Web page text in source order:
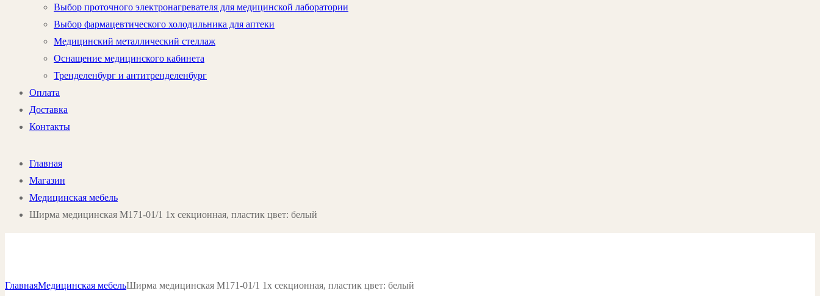
Выбор проточного электронагревателя для медицинской лаборатории
Выбор фармацевтического холодильника для аптеки
Медицинский металлический стеллаж
Оснащение медицинского кабинета
Тренделенбург и антитренделенбург
Оплата
Доставка
Контакты
Главная
Магазин
Медицинская мебель
Ширма медицинская М171-01/1 1х секционная, пластик цвет: белый
ГлавнаяМедицинская мебельШирма медицинская М171-01/1 1х секционная, пластик цвет: белый